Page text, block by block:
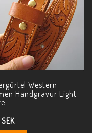
Western
Handgravur Light